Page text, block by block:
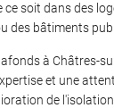
ce soit dans des
des bâtiments
à Châtres-
et une
de